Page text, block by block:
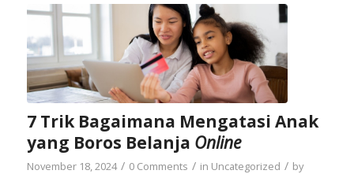
7 Trik Bagaimana Mengatasi Anak
yang Boros Belanja Online
November 18, 2024 / 0 Comments / in Uncategorized / by